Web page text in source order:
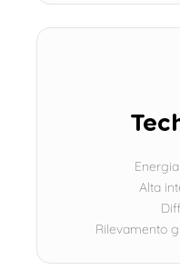
Alta
Rilevamento